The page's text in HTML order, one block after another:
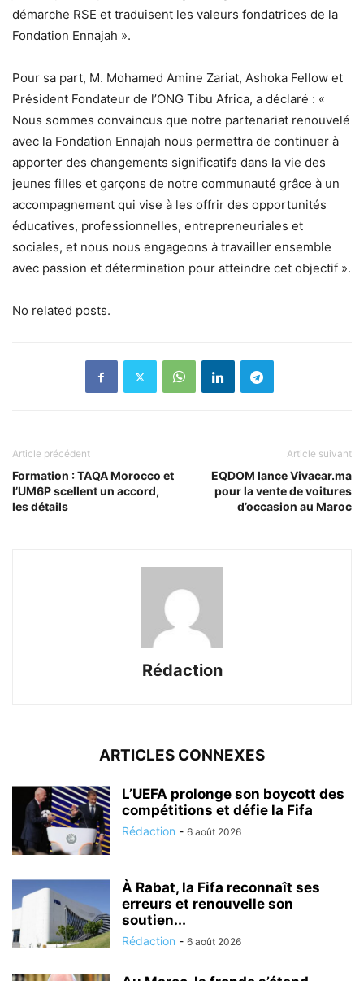
démarche RSE et traduisent les valeurs fondatrices de la
Fondation Ennajah ».
Pour sa part, M. Mohamed Amine Zariat, Ashoka Fellow et
Président Fondateur de l’ONG Tibu Africa, a déclaré : «
Nous sommes convaincus que notre partenariat renouvelé
avec la Fondation Ennajah nous permettra de continuer à
apporter des changements significatifs dans la vie des
jeunes filles et garçons de notre communauté grâce à un
accompagnement qui vise à les offrir des opportunités
éducatives, professionnelles, entrepreneuriales et
sociales, et nous nous engageons à travailler ensemble
avec passion et détermination pour atteindre cet objectif ».
No related posts.
Article précédent
Formation : TAQA Morocco et
l’UM6P scellent un accord,
les détails
Article suivant
EQDOM lance Vivacar.ma
pour la vente de voitures
d’occasion au Maroc
Rédaction
ARTICLES CONNEXES
L’UEFA prolonge son boycott des
compétitions et défie la Fifa
Rédaction - 6 août 2026
À Rabat, la Fifa reconnaît ses
erreurs et renouvelle son
soutien...
Rédaction - 6 août 2026